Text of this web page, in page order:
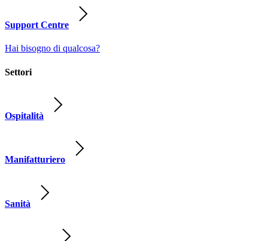
Support Centre
Hai bisogno di qualcosa?
Settori
Ospitalità
Manifatturiero
Sanità